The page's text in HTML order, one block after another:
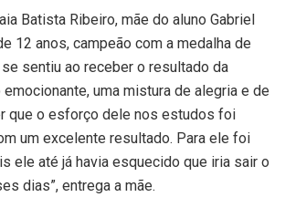
Batista Ribeiro, mãe do aluno Gabriel
12 anos, campeão com a medalha de
sentiu ao receber o resultado da
emocionante, uma mistura de alegria e de
que o esforço dele nos estudos foi
um excelente resultado. Para ele foi
ele até já havia esquecido que iria sair o
dias”, entrega a mãe.